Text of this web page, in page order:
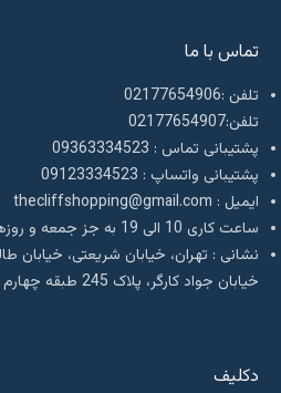
تماس با ما
تلفن :02177654906
تلفن:02177654907
پشتیبانی تماس : 09363334523
پشتیبانی واتساپ : 09123334523
ايميل : thecliffshopping@gmail.com
ساعت کاری 10 الی 19 به جز جمعه و روزهای تعطیل رسمی
نشانی : تهران، خیابان شریعتی، خیابان
خیابان جواد کارگر، پلاک 245 طبقه چهارم واحد 17
دکلیف​